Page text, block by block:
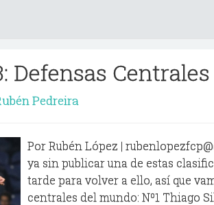
Defensas Centrales
Pedreira
Por Rubén López |
ya sin publicar una de estas
tarde para volver a ello, así que
centrales del mundo: Nº1 Thiago